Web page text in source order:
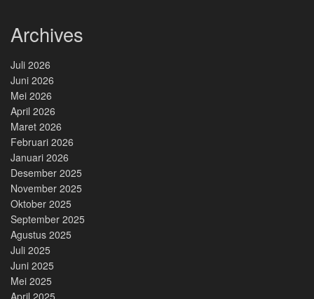
Archives
Juli 2026
Juni 2026
Mei 2026
April 2026
Maret 2026
Februari 2026
Januari 2026
Desember 2025
November 2025
Oktober 2025
September 2025
Agustus 2025
Juli 2025
Juni 2025
Mei 2025
April 2025